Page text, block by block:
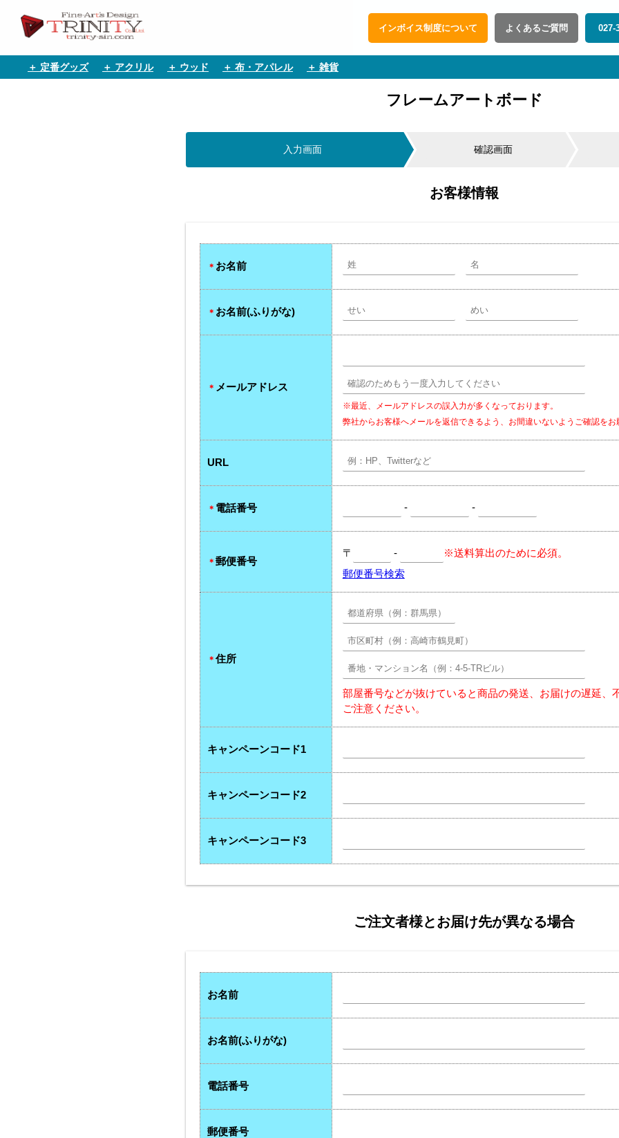
インボイス制度について よくあるご質問 027-
＋ 定番グッズ ＋ アクリル ＋ ウッド ＋ 布・アパレル ＋ 雑貨
フレームアートボード
入力画面 確認画面
お客様情報
＊ お名前
＊ お名前(ふりがな)
＊ メールアドレス
※最近、メールアドレスの誤入力が多くなっております。
弊社からお客様へメールを返信できるよう、お間違いないようご確認をお
URL
＊ 電話番号 - -
＊ 郵便番号
〒 -
※送料算出のために必須。
郵便番号検索
＊ 住所
部屋番号などが抜けていると商品の発送、お届けの遅延、
ご注意ください。
キャンペーンコード1
キャンペーンコード2
キャンペーンコード3
ご注文者様とお届け先が異なる場合
お名前
お名前(ふりがな)
電話番号
郵便番号